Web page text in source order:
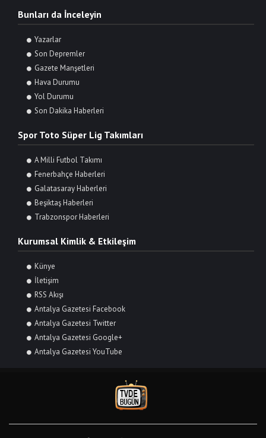
Bunları da İnceleyin
Yazarlar
Son Depremler
Gazete Manşetleri
Hava Durumu
Yol Durumu
Son Dakika Haberleri
Spor Toto Süper Lig Takımları
A Milli Futbol Takımı
Fenerbahçe Haberleri
Galatasaray Haberleri
Beşiktaş Haberleri
Trabzonspor Haberleri
Kurumsal Kimlik & Etkileşim
Künye
İletişim
RSS Akışı
Antalya Gazetesi Facebook
Antalya Gazetesi Twitter
Antalya Gazetesi Google+
Antalya Gazetesi YouTube